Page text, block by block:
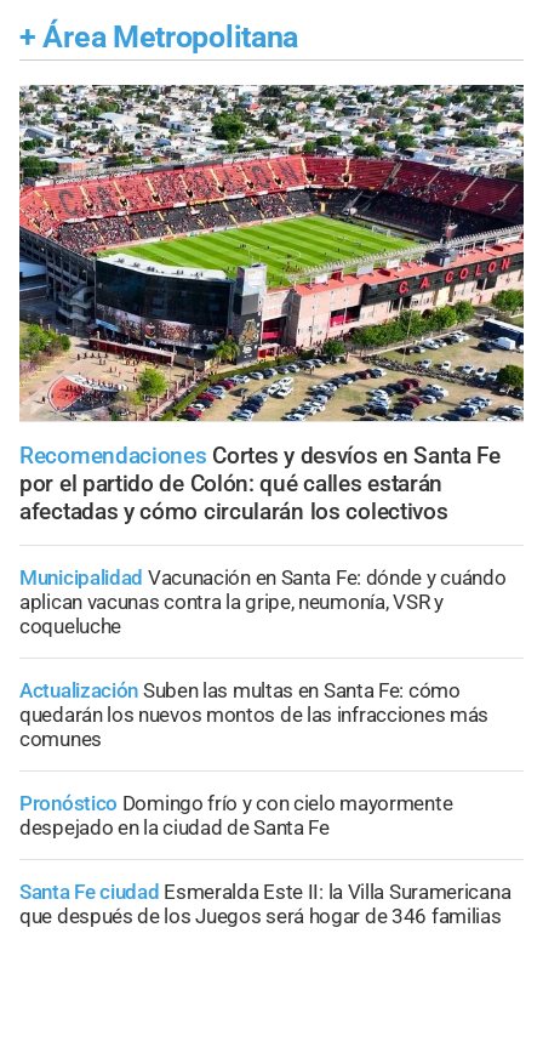
+ Área Metropolitana
Recomendaciones Cortes y desvíos en Santa Fe
por el partido de Colón: qué calles estarán
afectadas y cómo circularán los colectivos
Municipalidad Vacunación en Santa Fe: dónde y cuándo
aplican vacunas contra la gripe, neumonía, VSR y
coqueluche
Actualización Suben las multas en Santa Fe: cómo
quedarán los nuevos montos de las infracciones más
comunes
Pronóstico Domingo frío y con cielo mayormente
despejado en la ciudad de Santa Fe
Santa Fe ciudad Esmeralda Este II: la Villa Suramericana
que después de los Juegos será hogar de 346 familias